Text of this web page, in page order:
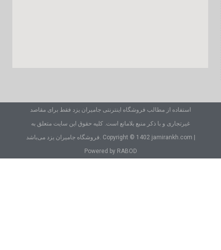
استفاده از مطالب فروشگاه اینترنتی جامیران یزد فقط برای مقاصد
غیرتجاری و با ذکر منبع بلامانع است. کلیه حقوق این سایت متعلق به
فروشگاه جامیران یزد می‌باشد. Copyright © 1402 jamirankh.com |
Powered by RABOD